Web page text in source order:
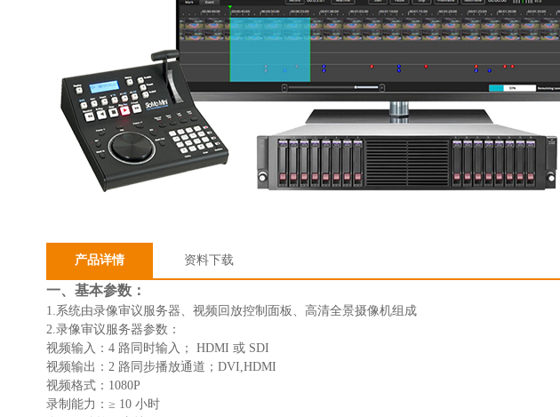
产品详情 资料下载
一、基本参数：
1.系统由录像审议服务器、视频回放控制面板、高清全景摄像机组成
2.录像审议服务器参数：
视频输入：4 路同时输入； HDMI 或 SDI
视频输出：2 路同步播放通道；DVI,HDMI
视频格式：1080P
录制能力：≥ 10 小时